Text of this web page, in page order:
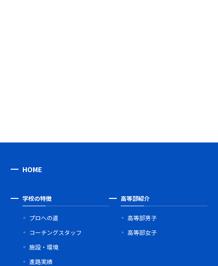
HOME
学校の特徴
プロへの道
コーチングスタッフ
施設・環境
進路実績
高等部紹介
高等部男子
高等部女子